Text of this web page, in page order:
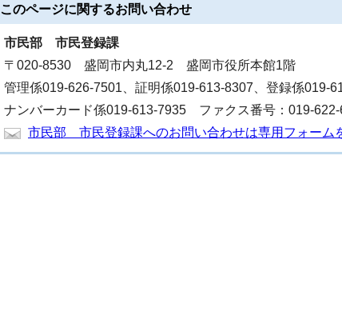
このページに関するお問い合わせ
市民部 市民登録課
〒020-8530 盛岡市内丸12-2 盛岡市役所本館1階
管理係019-626-7501、証明係019-613-8307、登録係019-
ナンバーカード係019-613-7935 ファクス番号：019-622-
市民部 市民登録課へのお問い合わせは専用フォーム